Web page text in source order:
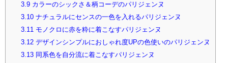
3.9カラーのシックさ＆柄コーデのパリジェンヌ
3.10ナチュラルにセンスの一色を入れるパリジェンヌ
3.11モノクロに赤を粋に着こなすパリジェンヌ
3.12デザインシンプルにおしゃれ度UPの色使いのパリジェンヌ
3.13同系色を自分流に着こなすパリジェンヌ